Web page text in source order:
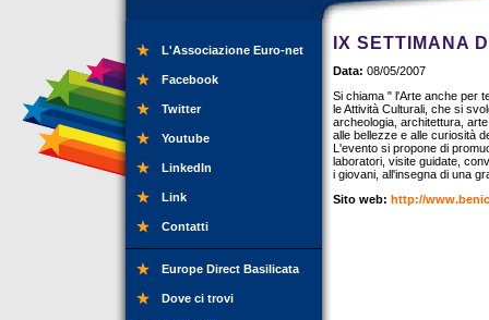
L'Associazione Euro-net
Facebook
Twitter
Youtube
LinkedIn
Link
Contatti
Europe Direct Basilicata
Dove ci trovi
IX SETTIMANA
Data: 08/05/2007
Si chiama " l'Arte anche per
le Attività Culturali, che si
archeologia, architettura,
alle bellezze e alle curiosità
L'evento si propone di
laboratori, visite guidate,
i giovani, all'insegna di una
Sito web: http://